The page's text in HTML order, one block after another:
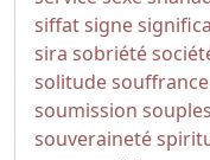
siffatsigne
sira sobriété
solitudesouffrance
soumission
souveraineté